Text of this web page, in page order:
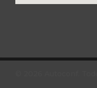
© 2026 Autoconf.